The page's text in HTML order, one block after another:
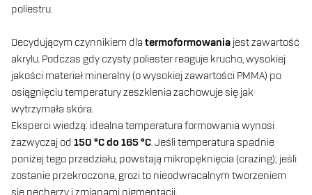
poliestru.
Decydującym czynnikiem dla termoformowania jest zawartość
akrylu. Podczas gdy czysty poliester reaguje krucho, wysokiej
jakości materiał mineralny (o wysokiej zawartości PMMA) po
osiągnięciu temperatury zeszklenia zachowuje się jak
wytrzymała skóra.
Eksperci wiedzą: idealna temperatura formowania wynosi
zazwyczaj od 150 °C do 165 °C. Jeśli temperatura spadnie
poniżej tego przedziału, powstają mikropęknięcia (crazing); jeśli
zostanie przekroczona, grozi to nieodwracalnym tworzeniem
się pęcherzy i zmianami pigmentacji.